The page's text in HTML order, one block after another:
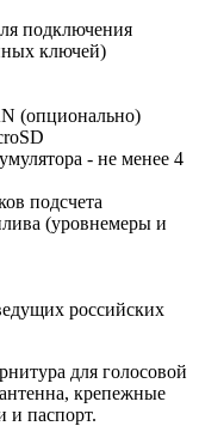
подключения
ключей)
(опционально)
- не менее 4
подсчета
(уровнемеры и
российских
для голосовой
крепежные
и паспорт.